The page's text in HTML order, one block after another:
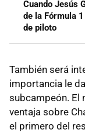
Cuando Jesús
de la Fórmula
de piloto
También será
importancia le
subcampeón. El
ventaja sobre
el primero del